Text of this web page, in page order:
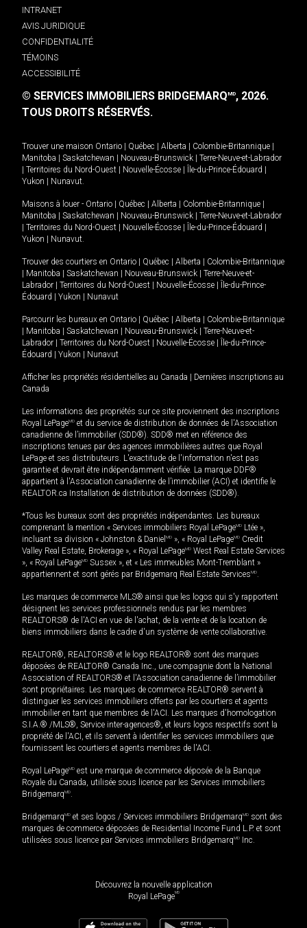
INTRANET
AVIS JURIDIQUE
CONFIDENTIALITÉ
TÉMOINS
ACCESSIBILITÉ
© SERVICES IMMOBILIERS BRIDGEMARQMD, 2026.
TOUS DROITS RÉSERVÉS.
Trouver une maison Ontario | Québec | Alberta | Colombie-Britannique |
Manitoba | Saskatchewan | Nouveau-Brunswick | Terre-Neuve-et-Labrador
| Territoires du Nord-Ouest | Nouvelle-Écosse | Île-du-Prince-Édouard |
Yukon | Nunavut
Maisons à louer - Ontario | Québec | Alberta | Colombie-Britannique |
Manitoba | Saskatchewan | Nouveau-Brunswick | Terre-Neuve-et-Labrador
| Territoires du Nord-Ouest | Nouvelle-Écosse | Île-du-Prince-Édouard |
Yukon | Nunavut
Trouver des courtiers en Ontario | Québec | Alberta | Colombie-Britannique
| Manitoba | Saskatchewan | Nouveau-Brunswick | Terre-Neuve-et-
Labrador | Territoires du Nord-Ouest | Nouvelle-Écosse | Île-du-Prince-
Édouard | Yukon | Nunavut
Parcourir les bureaux en Ontario | Québec | Alberta | Colombie-Britannique
| Manitoba | Saskatchewan | Nouveau-Brunswick | Terre-Neuve-et-
Labrador | Territoires du Nord-Ouest | Nouvelle-Écosse | Île-du-Prince-
Édouard | Yukon | Nunavut
Afficher les propriétés résidentielles au Canada | Dernières inscriptions au
Canada
Les informations des propriétés sur ce site proviennent des inscriptions
Royal LePageMD et du service de distribution de données de l'Association
canadienne de l’immobilier (SDD®). SDD® met en référence des
inscriptions tenues par des agences immobilières autres que Royal
LePage et ses distributeurs. L'exactitude de l'information n'est pas
garantie et devrait être indépendamment vérifiée. La marque DDF®
appartient à l'Association canadienne de l’immobilier (ACI) et identifie le
REALTOR.ca Installation de distribution de données (SDD®).
*Tous les bureaux sont des propriétés indépendantes. Les bureaux
comprenant la mention « Services immobiliers Royal LePageMD Ltée »,
incluant sa division « Johnston & Daniel MD », « Royal LePageMD Credit
Valley Real Estate, Brokerage », « Royal LePageMD West Real Estate Services
», « Royal LePageMD Sussex », et « Les immeubles Mont-Tremblant »
appartiennent et sont gérés par Bridgemarq Real Estate ServicesMD
Les marques de commerce MLS® ainsi que les logos qui s'y rapportent
désignent les services professionnels rendus par les membres
REALTORS® de l'ACI en vue de l'achat, de la vente et de la location de
biens immobiliers dans le cadre d'un système de vente collaborative.
REALTOR®, REALTORS® et le logo REALTOR® sont des marques
déposées de REALTOR® Canada Inc., une compagnie dont la National
Association of REALTORS® et l'Association canadienne de l’immobilier
sont propriétaires. Les marques de commerce REALTOR® servent à
distinguer les services immobiliers offerts par les courtiers et agents
immobilier en tant que membres de l'ACI. Les marques d'homologation
S.I.A.® /MLS®, Service inter-agences®, et leurs logos respectifs sont la
propriété de l'ACI, et ils servent à identifier les services immobiliers que
fournissent les courtiers et agents membres de l'ACI.
Royal LePageMD est une marque de commerce déposée de la Banque
Royale du Canada, utilisée sous licence par les Services immobiliers
BridgemarqMD
BridgemarqMD et ses logos / Services immobiliers BridgemarqMD sont des
marques de commerce déposées de Residential Income Fund L.P. et sont
utilisées sous licence par Services immobiliers BridgemarqMD Inc.
Découvrez la nouvelle application
Royal LePageMD